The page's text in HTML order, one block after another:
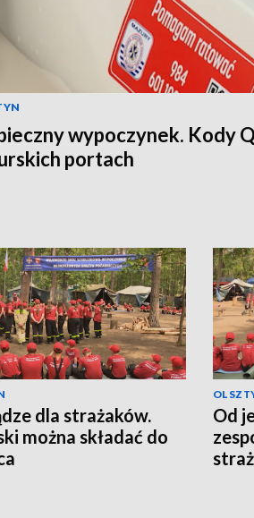
wypoczynek. Kody
portach
dla strażaków.
można składać do
Od